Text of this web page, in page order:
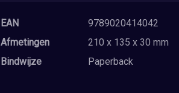
EAN
9789020414042
Afmetingen
210 x 135 x 30 mm
Bindwijze
Paperback